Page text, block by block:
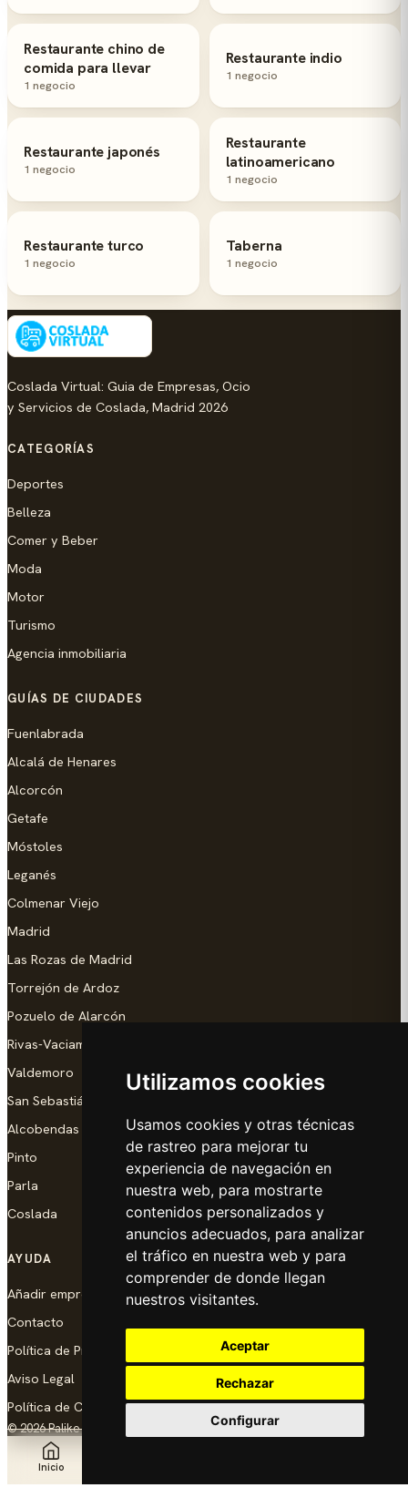
Utilizamos cookies
Usamos cookies y otras técnicas
de rastreo para mejorar tu
experiencia de navegación en
nuestra web, para mostrarte
contenidos personalizados y
anuncios adecuados, para analizar
el tráfico en nuestra web y para
comprender de donde llegan
nuestros visitantes.
Aceptar
Rechazar
Configurar
Restaurante chino de
comida para llevar
1 negocio
Restaurante indio
1 negocio
Restaurante japonés
1 negocio
Restaurante
latinoamericano
1 negocio
Restaurante turco
1 negocio
Taberna
1 negocio
Coslada Virtual: Guia de Empresas, Ocio
y Servicios de Coslada, Madrid 2026
CATEGORÍAS
Deportes
Belleza
Comer y Beber
Moda
Motor
Turismo
Agencia inmobiliaria
GUÍAS DE CIUDADES
Fuenlabrada
Alcalá de Henares
Alcorcón
Getafe
Móstoles
Leganés
Colmenar Viejo
Madrid
Las Rozas de Madrid
Torrejón de Ardoz
Pozuelo de Alarcón
Rivas-Vaciamadrid
Valdemoro
San Sebastián de los Reyes
Alcobendas
Pinto
Parla
Coslada
AYUDA
Añadir empresa
Contacto
Política de Privacidad
Aviso Legal
Política de Cookies
© 2026 Palike Networks, S.L.U. Hecho con cariño en Coslada
Inicio